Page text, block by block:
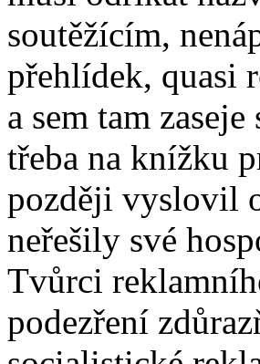
soutěžícím,
přehlídek, quasi
a sem tam
třeba na knížku
později vyslovil
neřešily své
Tvůrci
podezření